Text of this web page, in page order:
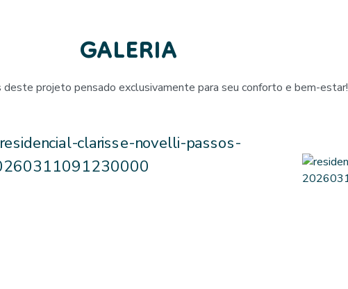
GALERIA
deste projeto pensado exclusivamente para seu conforto e bem-estar!